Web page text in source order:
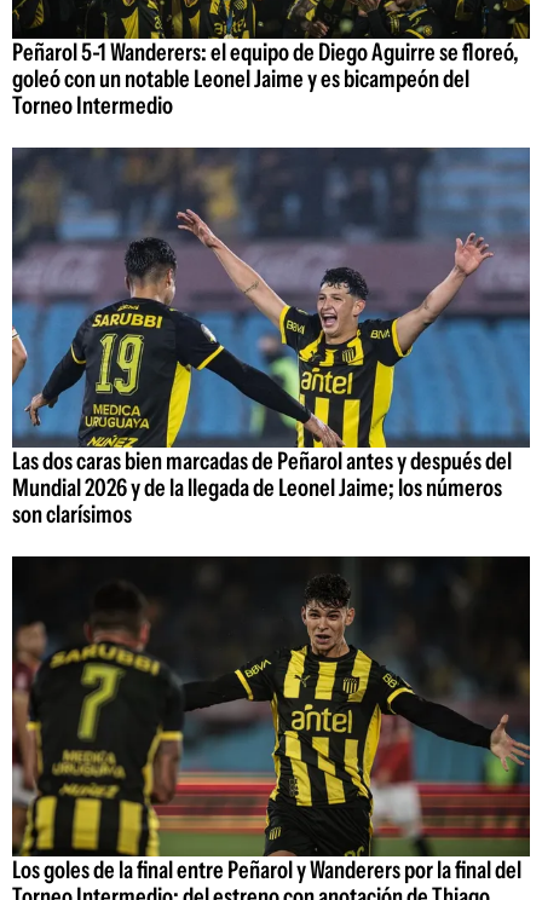
Peñarol 5-1 Wanderers: el equipo de Diego Aguirre se floreó,
goleó con un notable Leonel Jaime y es bicampeón del
Torneo Intermedio
Las dos caras bien marcadas de Peñarol antes y después del
Mundial 2026 y de la llegada de Leonel Jaime; los números
son clarísimos
Los goles de la final entre Peñarol y Wanderers por la final del